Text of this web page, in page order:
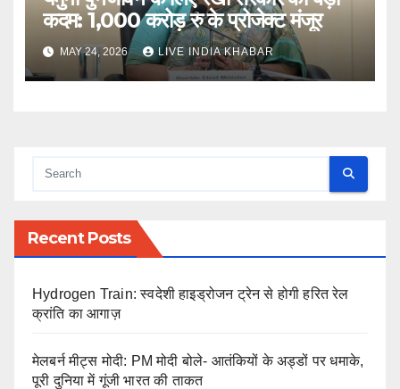
कदम: 1,000 करोड़ रु के प्रोजेक्ट मंजूर
MAY 24, 2026 LIVE INDIA KHABAR
Recent Posts
Hydrogen Train: स्वदेशी हाइड्रोजन ट्रेन से होगी हरित रेल
क्रांति का आगाज़
मेलबर्न मीट्स मोदी: PM मोदी बोले- आतंकियों के अड्डों पर धमाके,
पूरी दुनिया में गूंजी भारत की ताकत